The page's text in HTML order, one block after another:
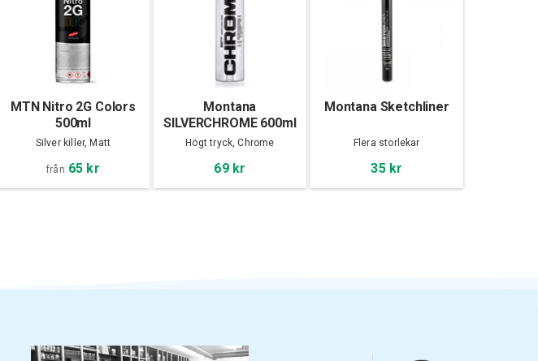
MTN Nitro 2G Colors
500ml
Silver killer, Matt
från 65 kr
Montana
SILVERCHROME 600ml
Högt tryck, Chrome
69 kr
Montana Sketchliner
Flera storlekar
35 kr